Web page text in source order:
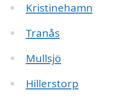
Kristinehamn
Tranås
Mullsjö
Hillerstorp